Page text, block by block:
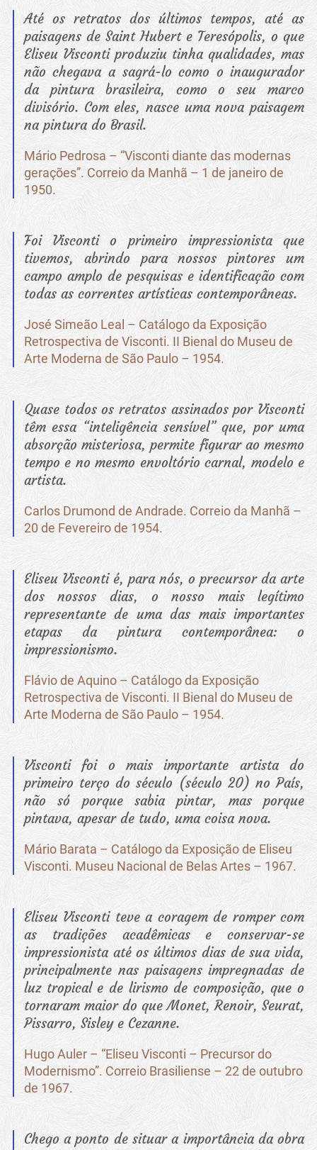
Até os retratos dos últimos tempos, até as
paisagens de Saint Hubert e Teresópolis, o que
Eliseu Visconti produziu tinha qualidades, mas
não chegava a sagrá-lo como o inaugurador
da pintura brasileira, como o seu marco
divisório. Com eles, nasce uma nova paisagem
na pintura do Brasil.
Mário Pedrosa – “Visconti diante das modernas
gerações”. Correio da Manhã – 1 de janeiro de
1950.
Foi Visconti o primeiro impressionista que
tivemos, abrindo para nossos pintores um
campo amplo de pesquisas e identificação com
todas as correntes artísticas contemporâneas.
José Simeão Leal – Catálogo da Exposição
Retrospectiva de Visconti. II Bienal do Museu de
Arte Moderna de São Paulo – 1954.
Quase todos os retratos assinados por Visconti
têm essa “inteligência sensível” que, por uma
absorção misteriosa, permite figurar ao mesmo
tempo e no mesmo envoltório carnal, modelo e
artista.
Carlos Drumond de Andrade. Correio da Manhã –
20 de Fevereiro de 1954.
Eliseu Visconti é, para nós, o precursor da arte
dos nossos dias, o nosso mais legítimo
representante de uma das mais importantes
etapas da pintura contemporânea: o
impressionismo.
Flávio de Aquino – Catálogo da Exposição
Retrospectiva de Visconti. II Bienal do Museu de
Arte Moderna de São Paulo – 1954.
Visconti foi o mais importante artista do
primeiro terço do século (século 20) no País,
não só porque sabia pintar, mas porque
pintava, apesar de tudo, uma coisa nova.
Mário Barata – Catálogo da Exposição de Eliseu
Visconti. Museu Nacional de Belas Artes – 1967.
Eliseu Visconti teve a coragem de romper com
as tradições acadêmicas e conservar-se
impressionista até os últimos dias de sua vida,
principalmente nas paisagens impregnadas de
luz tropical e de lirismo de composição, que o
tornaram maior do que Monet, Renoir, Seurat,
Pissarro, Sisley e Cezanne.
Hugo Auler – “Eliseu Visconti – Precursor do
Modernismo”. Correio Brasiliense – 22 de outubro
de 1967.
Chego a ponto de situar a importância da obra